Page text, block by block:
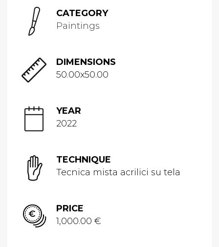
CATEGORY
Paintings
DIMENSIONS
50.00x50.00
YEAR
2022
TECHNIQUE
Tecnica mista acrilici su tela
PRICE
1,000.00 €